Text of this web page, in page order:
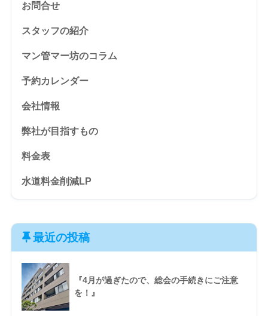
お問合せ
スタッフの紹介
マン管マー坊のコラム
予約カレンダー
会社情報
弊社が目指すもの
料金表
水道料金削減LP
最近の投稿
『4月が過ぎたので、総会の手続きにご注意
を！』